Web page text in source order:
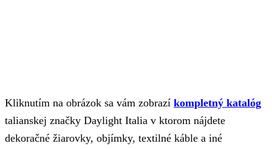
Kliknutím na obrázok sa vám zobrazí kompletný katalóg
talianskej značky Daylight Italia v ktorom nájdete
dekoračné žiarovky, objímky, textilné káble a iné